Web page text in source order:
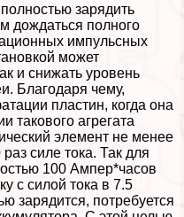
зарядить
дождаться полного
импульсных
может
и снижать уровень
Благодаря чему,
пластин, когда она
такового агрегата
элемент не менее
силе тока. Так для
100 Ампер*часов
с силой тока в 7.5
зарядится, потребуется